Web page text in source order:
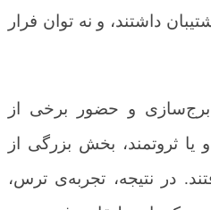
داشتند، و نه توان فرار
برج‌سازی و حضور برخی از
ثروتمند، بخش بزرگی از
در نتیجه، تجربه‌ی ترس،